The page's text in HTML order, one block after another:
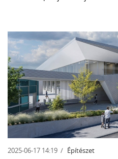
2025-06-17 14:19 Építészet